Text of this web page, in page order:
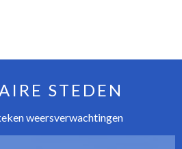
STEDEN
weersverwachtingen